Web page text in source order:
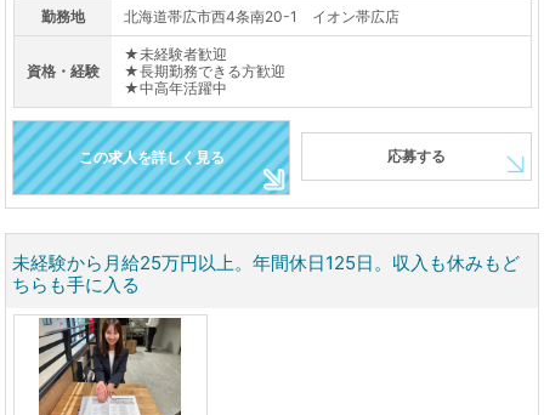
勤務地 北海道帯広市西4条南20-1 イオン帯広店
資格・経験
★未経験者歓迎
★長期勤務できる方歓迎
★中高年活躍中
この求人を詳しく見る 応募する
未経験から月給25万円以上。年間休日125日。収入も休みもど
ちらも手に入る